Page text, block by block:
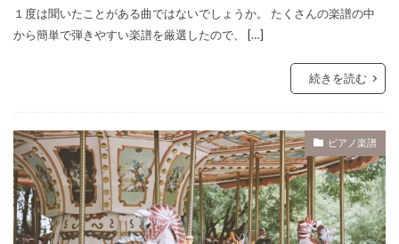
１度は聞いたことがある曲ではないでしょうか。 たくさんの楽譜の中
から簡単で弾きやすい楽譜を厳選したので、 […]
続きを読む
ピアノ楽譜